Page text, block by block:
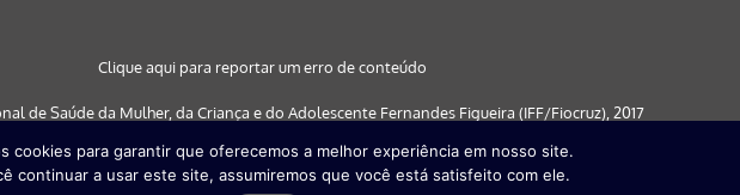
Clique aqui para reportar um erro de conteúdo
de Saúde da Mulher, da Criança e do Adolescente Fernandes Figueira (IFF/Fiocruz), 2017
navegadores: Google Chrome (a partir da versão 30) | Internet Explorer (a partir da versão 9) | FireFox
partir da versão 29)
cookies para garantir que oferecemos a melhor experiência em nosso site.
continuar a usar este site, assumiremos que você está satisfeito com ele.